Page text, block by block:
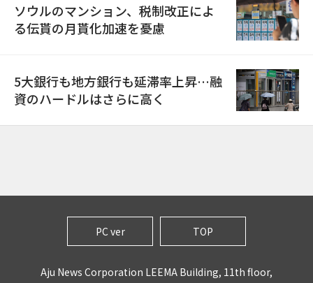
ソウルのマンション、税制改正によ
る伝貰の月貰化加速を憂慮
5大銀行も地方銀行も延滞率上昇…融
資のハードルはさらに高く
PC ver TOP
Aju News Corporation LEEMA Building, 11th floor,